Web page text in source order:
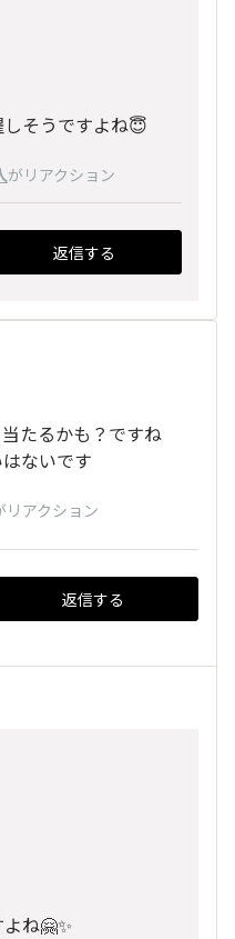
そうですよね😇
がリアクション
返信する
たるかも？ですね
ないです
リアクション
返信する
ね🤗✨